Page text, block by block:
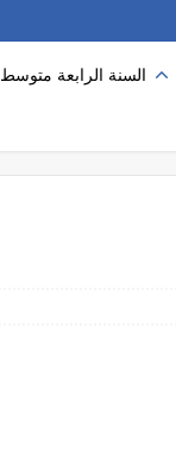
السنة الرابعة متوسط